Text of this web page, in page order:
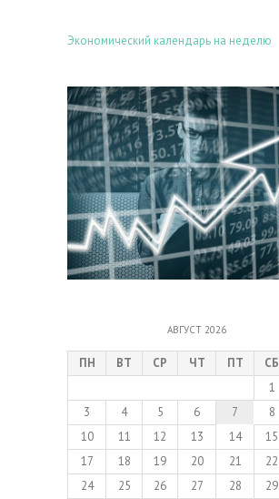
Экономический календарь на неделю
АВГУСТ 2026
ПН ВТ СР ЧТ ПТ СБ
1
3
4 5 6 7 8
10
11 12 13 14 15
17
18 19 20 21 22
24
25 26 27 28 29